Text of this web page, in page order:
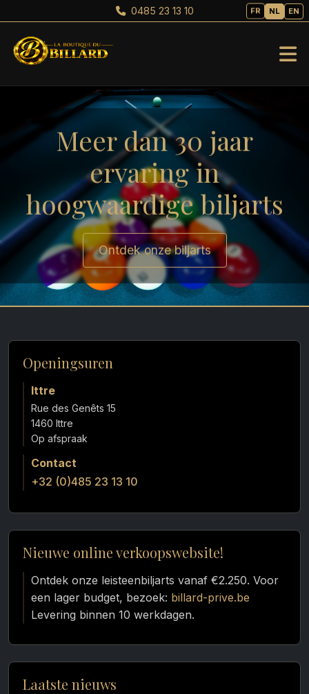
0485 23 13 10 FR NL EN
Meer dan 30 jaar
ervaring in
hoogwaardige biljarts
Ontdek onze biljarts
Openingsuren
Ittre
Rue des Genêts 15
1460 Ittre
Contact
+32 (0)485 23 13 10
Nieuwe online verkoopswebsite!
Ontdek onze leisteenbiljarts vanaf €2.250. Voor
een lager budget, bezoek: billard-prive.be
Levering binnen 10 werkdagen.
Laatste nieuws